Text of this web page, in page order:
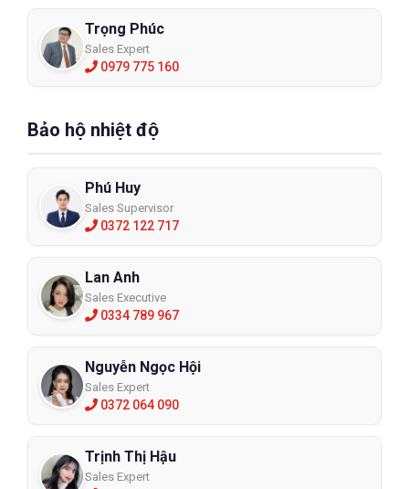
Trọng Phúc
Sales Expert
0979 775 160
Bảo hộ nhiệt độ
Phú Huy
Sales Supervisor
0372 122 717
Lan Anh
Sales Executive
0334 789 967
Nguyễn Ngọc Hội
Sales Expert
0372 064 090
Trịnh Thị Hậu
Sales Expert